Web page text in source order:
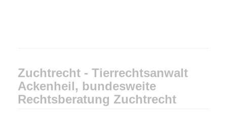
Zuchtrecht - Tierrechtsanwalt
Ackenheil, bundesweite
Rechtsberatung Zuchtrecht